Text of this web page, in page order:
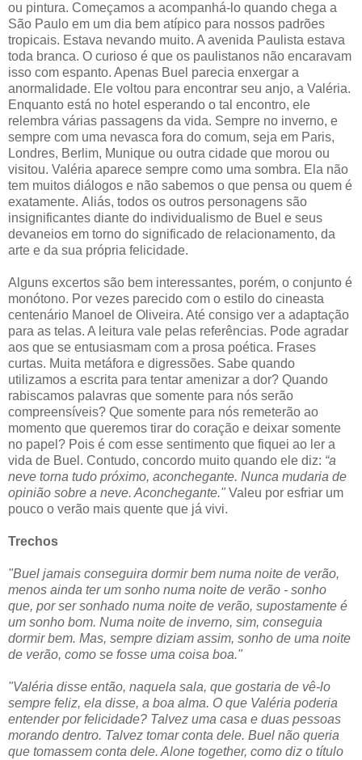
ou pintura. Começamos a acompanhá-lo quando chega a
São Paulo em um dia bem atípico para nossos padrões
tropicais. Estava nevando muito. A avenida Paulista estava
toda branca. O curioso é que os paulistanos não encaravam
isso com espanto. Apenas Buel parecia enxergar a
anormalidade. Ele voltou para encontrar seu anjo, a Valéria.
Enquanto está no hotel esperando o tal encontro, ele
relembra várias passagens da vida. Sempre no inverno, e
sempre com uma nevasca fora do comum, seja em Paris,
Londres, Berlim, Munique ou outra cidade que morou ou
visitou. Valéria aparece sempre como uma sombra. Ela não
tem muitos diálogos e não sabemos o que pensa ou quem é
exatamente. Aliás, todos os outros personagens são
insignificantes diante do individualismo de Buel e seus
devaneios em torno do significado de relacionamento, da
arte e da sua própria felicidade.
Alguns excertos são bem interessantes, porém, o conjunto é
monótono. Por vezes parecido com o estilo do cineasta
centenário Manoel de Oliveira. Até consigo ver a adaptação
para as telas. A leitura vale pelas referências. Pode agradar
aos que se entusiasmam com a prosa poética. Frases
curtas. Muita metáfora e digressões. Sabe quando
utilizamos a escrita para tentar amenizar a dor? Quando
rabiscamos palavras que somente para nós serão
compreensíveis? Que somente para nós remeterão ao
momento que queremos tirar do coração e deixar somente
no papel? Pois é com esse sentimento que fiquei ao ler a
vida de Buel. Contudo, concordo muito quando ele diz: “a
neve torna tudo próximo, aconchegante. Nunca mudaria de
opinião sobre a neve. Aconchegante." Valeu por esfriar um
pouco o verão mais quente que já vivi.
Trechos
"Buel jamais conseguira dormir bem numa noite de verão,
menos ainda ter um sonho numa noite de verão - sonho
que, por ser sonhado numa noite de verão, supostamente é
um sonho bom. Numa noite de inverno, sim, conseguia
dormir bem. Mas, sempre diziam assim, sonho de uma noite
de verão, como se fosse uma coisa boa."
"Valéria disse então, naquela sala, que gostaria de vê-lo
sempre feliz, ela disse, a boa alma. O que Valéria poderia
entender por felicidade? Talvez uma casa e duas pessoas
morando dentro. Talvez tomar conta dele. Buel não queria
que tomassem conta dele. Alone together, como diz o título